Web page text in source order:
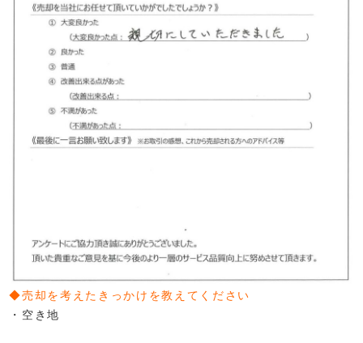
◆売却を考えたきっかけを教えてください
・空き地